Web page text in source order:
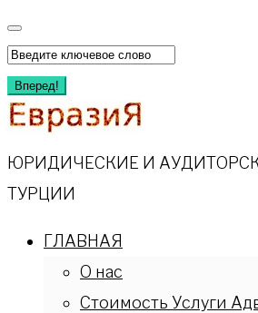
Перейти
к
содержимому
Искать:
Вперед!
ЮРИДИЧЕСКИЕ И
ТУРЦИИ
ГЛАВНАЯ
О нас
Стоимость Услуги